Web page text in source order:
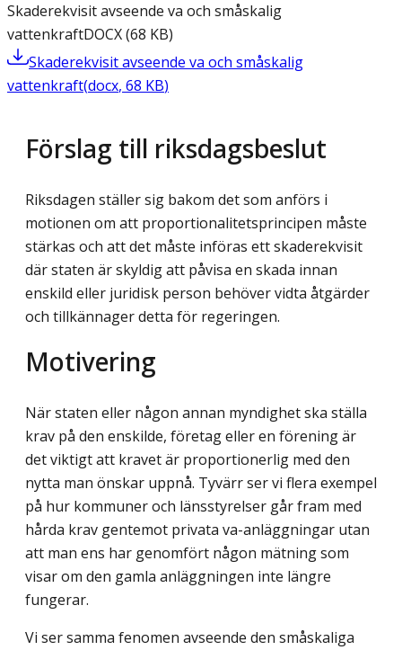
Skaderekvisit avseende va och småskalig
vattenkraftDOCX(68 KB)
Skaderekvisit avseende va och småskalig
vattenkraft(docx, 68 KB)
Förslag till riksdagsbeslut
Riksdagen ställer sig bakom det som anförs i
motionen om att proportionalitetsprincipen måste
stärkas och att det måste införas ett skaderekvisit
där staten är skyldig att påvisa en skada innan
enskild eller juridisk person behöver vidta åtgärder
och tillkännager detta för regeringen.
Motivering
När staten eller någon annan myndighet ska ställa
krav på den enskilde, företag eller en förening är
det viktigt att kravet är proportionerlig med den
nytta man önskar uppnå. Tyvärr ser vi flera exempel
på hur kommuner och länsstyrelser går fram med
hårda krav gentemot privata va-anläggningar utan
att man ens har genomfört någon mätning som
visar om den gamla anläggningen inte längre
fungerar.
Vi ser samma fenomen avseende den småskaliga